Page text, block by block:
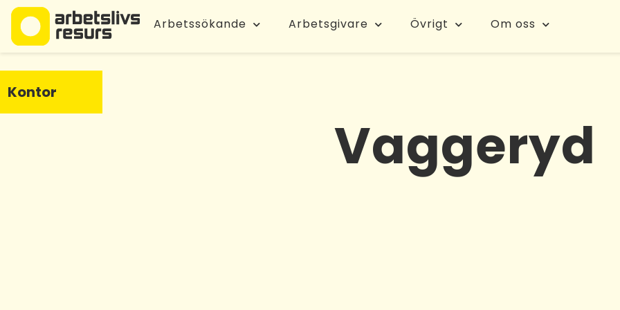
Arbetssökande Arbetsgivare Övrigt Om oss
Kontor
Vaggeryd